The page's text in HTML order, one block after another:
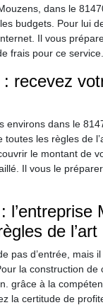
dans le
budgets. Pour lui
Il vous
frais pour ce service.
recevez
environs dans le
les règles de
le montant de
Il vous le
l’entreprise
de l’art
d’entrée, mais il
la construction de
grâce à la
la certitude de